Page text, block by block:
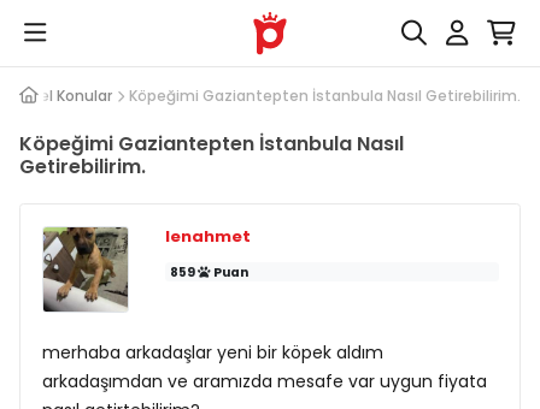
Genel Konular Köpeğimi Gaziantepten İstanbula Nasıl Getirebilirim.
Köpeğimi Gaziantepten İstanbula Nasıl
Getirebilirim.
lenahmet
859 Puan
merhaba arkadaşlar yeni bir köpek aldım
arkadaşımdan ve aramızda mesafe var uygun fiyata